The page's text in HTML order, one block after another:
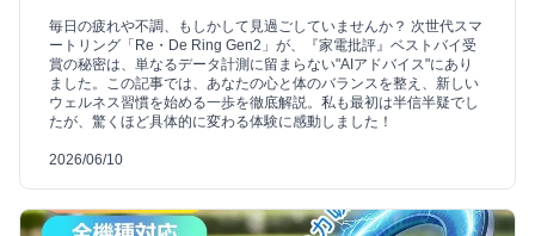
毎日の疲れや不調、もしかして見過ごしていませんか？ 次世代スマ
ートリング「Re・De Ring Gen2」が、『家電批評』ベストバイ受
賞の秘密は、単なるデータ計測に留まらない"AIアドバイス"にあり
ました。この記事では、あなたの心と体のバランスを整え、新しい
ウェルネス習慣を始める一歩を徹底解説。私も最初は半信半疑でし
たが、驚くほど具体的に変わる体験に感動しました！
2026/06/10